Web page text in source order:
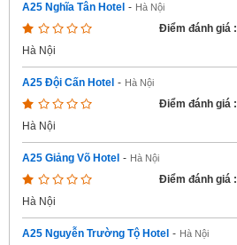
A25 Nghĩa Tân Hotel - Hà Nội
Điểm đánh giá :
Hà Nội
A25 Đội Cấn Hotel - Hà Nội
Điểm đánh giá :
Hà Nội
A25 Giảng Võ Hotel - Hà Nội
Điểm đánh giá :
Hà Nội
A25 Nguyễn Trường Tộ Hotel - Hà Nội